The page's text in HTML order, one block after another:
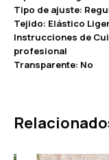
Tipo de ajuste:
Tejido: Elástico
Instrucciones de
profesional
Transparente: No